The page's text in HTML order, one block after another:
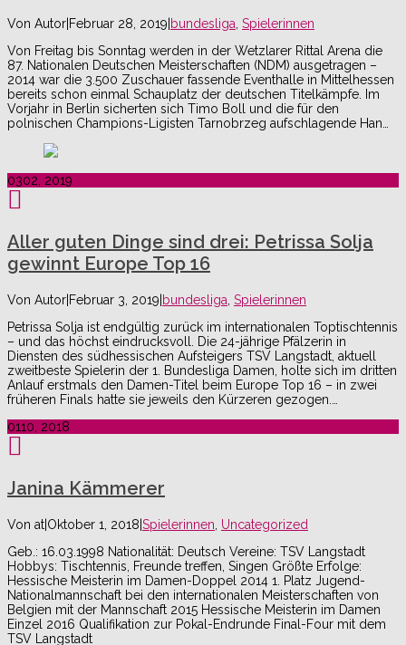
Von Autor Februar 28, 2019 bundesliga, Spielerinnen
Von Freitag bis Sonntag werden in der Wetzlarer Rittal Arena die
87. Nationalen Deutschen Meisterschaften (NDM) ausgetragen –
2014 war die 3.500 Zuschauer fassende Eventhalle in Mittelhessen
bereits schon einmal Schauplatz der deutschen Titelkämpfe. Im
Vorjahr in Berlin sicherten sich Timo Boll und die für den
polnischen Champions-Ligisten Tarnobrzeg aufschlagende Han…
0302, 2019
Aller guten Dinge sind drei: Petrissa Solja
gewinnt Europe Top 16
Von Autor Februar 3, 2019 bundesliga, Spielerinnen
Petrissa Solja ist endgültig zurück im internationalen Toptischtennis
– und das höchst eindrucksvoll. Die 24-jährige Pfälzerin in
Diensten des südhessischen Aufsteigers TSV Langstadt, aktuell
zweitbeste Spielerin der 1. Bundesliga Damen, holte sich im dritten
Anlauf erstmals den Damen-Titel beim Europe Top 16 – in zwei
früheren Finals hatte sie jeweils den Kürzeren gezogen.…
0110, 2018
Janina Kämmerer
Von at Oktober 1, 2018 Spielerinnen, Uncategorized
Geb.: 16.03.1998 Nationalität: Deutsch Vereine: TSV Langstadt
Hobbys: Tischtennis, Freunde treffen, Singen Größte Erfolge:
Hessische Meisterin im Damen-Doppel 2014 1. Platz Jugend-
Nationalmannschaft bei den internationalen Meisterschaften von
Belgien mit der Mannschaft 2015 Hessische Meisterin im Damen
Einzel 2016 Qualifikation zur Pokal-Endrunde Final-Four mit dem
TSV Langstadt